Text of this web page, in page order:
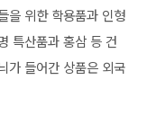
을 위한 학용품과 인형
특산품과 홍삼 등 건
가 들어간 상품은 외국